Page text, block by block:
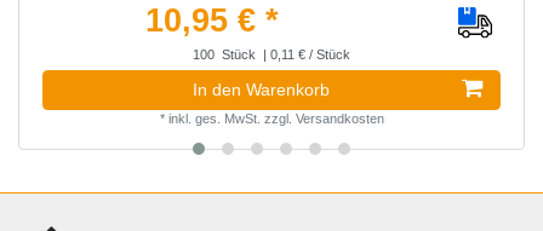
10,95 € *
100 Stück | 0,11 € / Stück
In den Warenkorb
* inkl. ges. MwSt. zzgl. Versandkosten